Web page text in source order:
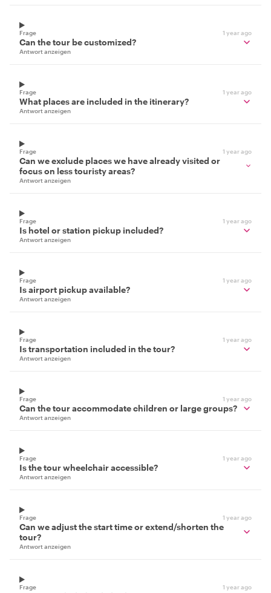
Frage 1 year ago
Can the tour be customized?
Antwort anzeigen
Frage 1 year ago
What places are included in the itinerary?
Antwort anzeigen
Frage 1 year ago
Can we exclude places we have already visited or
focus on less touristy areas?
Antwort anzeigen
Frage 1 year ago
Is hotel or station pickup included?
Antwort anzeigen
Frage 1 year ago
Is airport pickup available?
Antwort anzeigen
Frage 1 year ago
Is transportation included in the tour?
Antwort anzeigen
Frage 1 year ago
Can the tour accommodate children or large groups?
Antwort anzeigen
Frage 1 year ago
Is the tour wheelchair accessible?
Antwort anzeigen
Frage 1 year ago
Can we adjust the start time or extend/shorten the
tour?
Antwort anzeigen
Frage 1 year ago